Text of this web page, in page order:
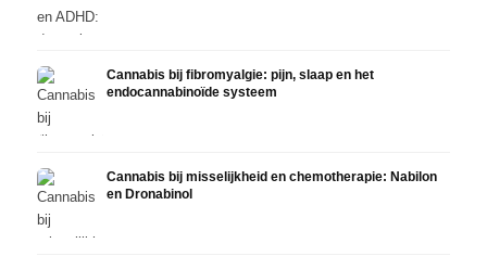
Cannabis bij fibromyalgie: pijn, slaap en het
endocannabinoïde systeem
Cannabis bij misselijkheid en chemotherapie: Nabilon
en Dronabinol